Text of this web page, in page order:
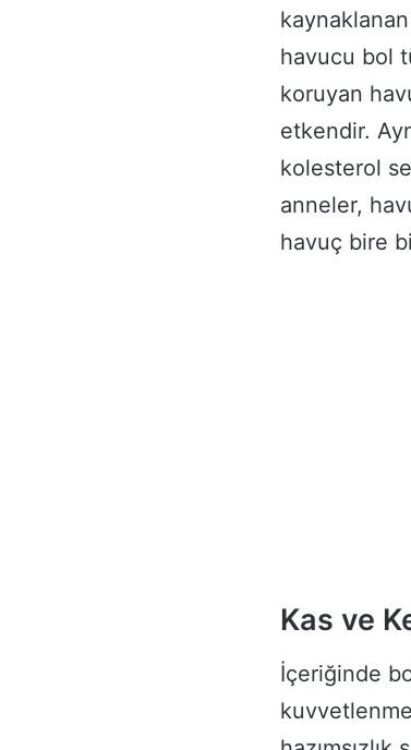
havucu bol
koruyan
etkendir.
kolesterol
anneler,
havuç bire
Kas ve
İçeriğinde